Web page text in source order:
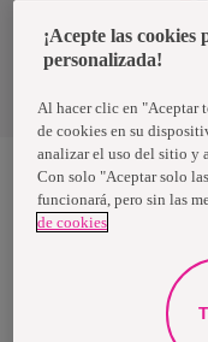
Política
Nosotras, una marca de
higiene y salud. Cada
propósito es romper
consumidores,
general. Vendemos en
principales marcas
como Actimove,
¡Acepte las
personalizada!
Al hacer clic en "Aceptar
de cookies en su
analizar el uso del sitio y
Con solo "Aceptar solo
funcionará, pero sin las
de cookies